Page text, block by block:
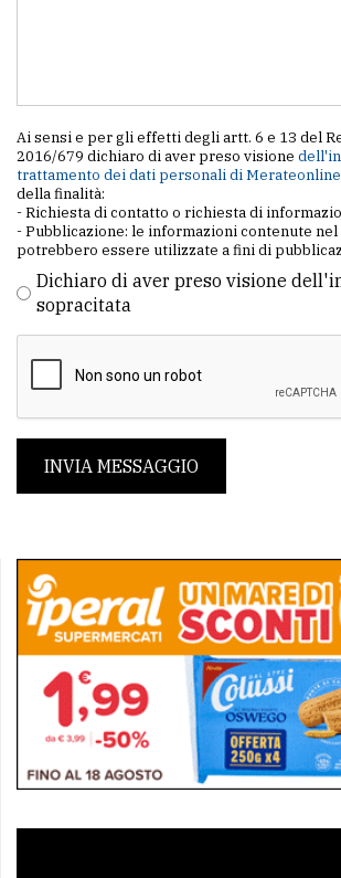
Ai sensi e per gli effetti degli artt. 6 e 13 del
2016/679 dichiaro di aver preso visione
trattamento dei dati personali di Merateonline
della finalità:
- Richiesta di contatto o richiesta di
- Pubblicazione: le informazioni contenute nel
potrebbero essere utilizzate a fini di
Dichiaro di aver preso visione
sopracitata
INVIA MESSAGGIO